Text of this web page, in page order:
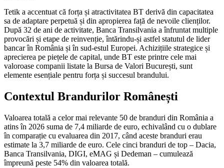
Tetik a accentuat că forța și atractivitatea BT derivă din capacitatea
sa de adaptare perpetuă și din apropierea față de nevoile clienților.
După 32 de ani de activitate, Banca Transilvania a înfruntat multiple
provocări și etape de reinvenție, întărindu-și astfel statutul de lider
bancar în România și în sud-estul Europei. Achizițiile strategice și
aprecierea pe piețele de capital, unde BT este printre cele mai
valoroase companii listate la Bursa de Valori București, sunt
elemente esențiale pentru forța și succesul brandului.
Contextul Brandurilor Românești
Valoarea totală a celor mai relevante 50 de branduri din România a
atins în 2026 suma de 7,4 miliarde de euro, echivalând cu o dublare
în comparație cu evaluarea din 2017, când aceste branduri erau
estimate la 3,7 miliarde de euro. Cele cinci branduri de top – Dacia,
Banca Transilvania, DIGI, eMAG și Dedeman – cumulează
împreună peste 54% din valoarea totală.